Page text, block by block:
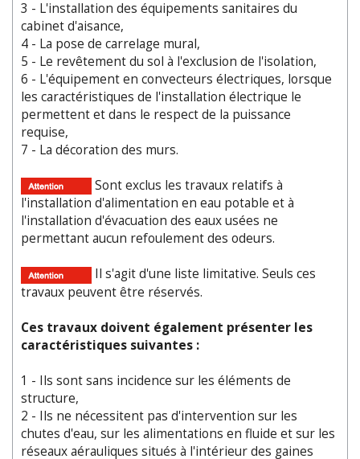
3 - L'installation des équipements sanitaires du
cabinet d'aisance,
4 - La pose de carrelage mural,
5 - Le revêtement du sol à l'exclusion de l'isolation,
6 - L'équipement en convecteurs électriques, lorsque
les caractéristiques de l'installation électrique le
permettent et dans le respect de la puissance
requise,
7 - La décoration des murs.
Sont exclus les travaux relatifs à
l'installation d'alimentation en eau potable et à
l'installation d'évacuation des eaux usées ne
permettant aucun refoulement des odeurs.
Il s'agit d'une liste limitative. Seuls ces
travaux peuvent être réservés.
Ces travaux doivent également présenter les
caractéristiques suivantes :
1 - Ils sont sans incidence sur les éléments de
structure,
2 - Ils ne nécessitent pas d'intervention sur les
chutes d'eau, sur les alimentations en fluide et sur les
réseaux aérauliques situés à l'intérieur des gaines